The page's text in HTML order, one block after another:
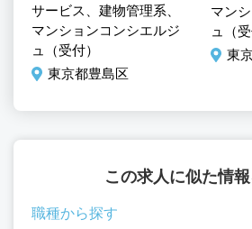
サービス、建物管理系、
マンションコンシエルジ
ュ（受付）
東京都豊島区
マン
ュ（受
東
この求人に似た情
職種から探す